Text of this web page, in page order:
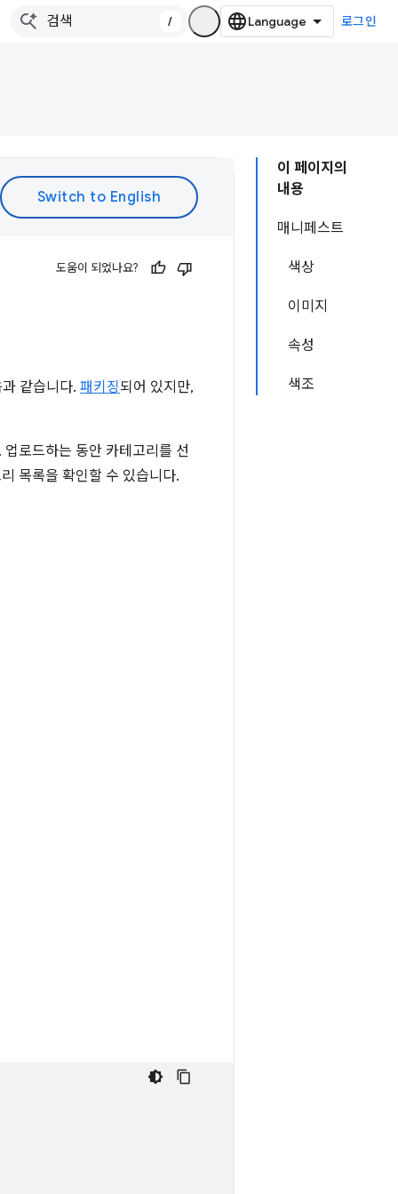
/ 로그인
이 페이지의
내용
매니페스트
색상
이미지
속성
색조
도움이 되었나요?
같습니다. 패키징되어 있지만,
로드하는 동안 카테고리를 선
목록을 확인할 수 있습니다.